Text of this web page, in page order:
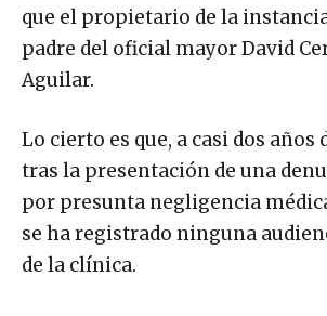
que el propietario de la
padre del oficial mayor David
Aguilar.
Lo cierto es que, a casi dos años
tras la presentación de una
por presunta negligencia
se ha registrado ninguna
de la clínica.